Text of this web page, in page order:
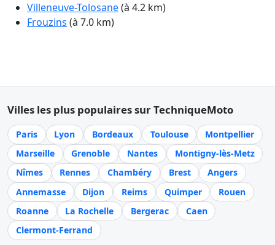
Villeneuve-Tolosane(à 4.2 km)
Frouzins (à 7.0 km)
Villes les plus populaires sur TechniqueMoto
Paris Lyon Bordeaux Toulouse
Montpellier
Marseille
Grenoble Nantes
Montigny-lès-Metz
Nîmes
Rennes Chambéry Brest
Angers
Annemasse
Dijon Reims Quimper
Rouen
Roanne
La Rochelle Bergerac
Caen
Clermont-Ferrand